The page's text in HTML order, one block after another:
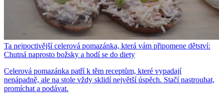
Ta nejpoctivější celerová pomazánka, která vám připomene dětství:
Chutná naprosto božsky a hodí se do diety
Celerová pomazánka patří k těm receptům, které vypadají
nenápadně, ale na stole vždy sklidí největší úspěch. Stačí nastrouhat,
promíchat a podávat.